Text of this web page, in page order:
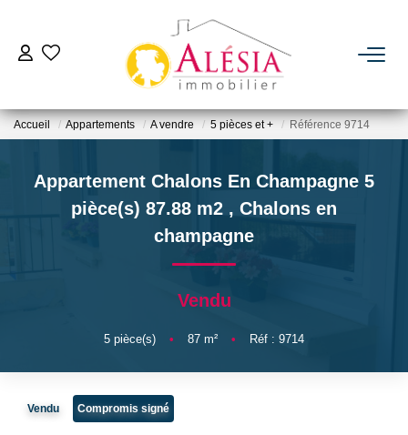
ACHETER
BIENS VENDUS / LOUÉS
NOTRE AGENCE
CONTACT
Accueil Appartements A vendre 5 pièces et + Référence 9714
Appartement Chalons En Champagne 5
pièce(s) 87.88 m2 , Chalons en
champagne
Vendu
5 pièce(s) • 87 m² • Réf : 9714
Vendu Compromis signé